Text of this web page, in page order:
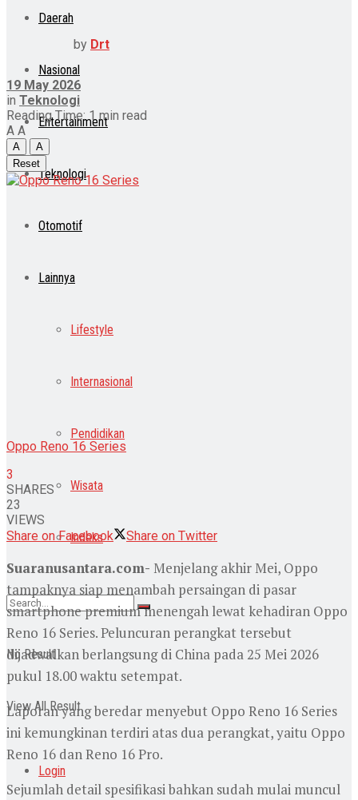
Daerah
Nasional
Entertainment
Teknologi
Otomotif
Lainnya
Lifestyle
Internasional
Pendidikan
Wisata
Indeks
No Result
View All Result
Login
by Drt
19 May 2026
in Teknologi
Reading Time: 1 min read
A A
A
A
Reset
Oppo Reno 16 Series
3
SHARES
23
VIEWS
Share on Facebook
Share on Twitter
Suaranusantara.com- Menjelang akhir Mei, Oppo
tampaknya siap menambah persaingan di pasar
smartphone premium menengah lewat kehadiran Oppo
Reno 16 Series. Peluncuran perangkat tersebut
dijadwalkan berlangsung di China pada 25 Mei 2026
pukul 18.00 waktu setempat.
Laporan yang beredar menyebut Oppo Reno 16 Series
ini kemungkinan terdiri atas dua perangkat, yaitu Oppo
Reno 16 dan Reno 16 Pro.
Sejumlah detail spesifikasi bahkan sudah mulai muncul